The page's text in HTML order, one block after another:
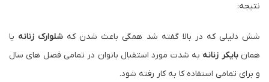
نتیجه:
شش دلیلی که در بالا گفته شد همگی باعث شدن که شلوارک زنانه یا
همانبایکر زنانه به شدت مورد استقبال بانوان در تمامی فصل های سال
و برای تمامی استفاده کا به کار رفته شود.